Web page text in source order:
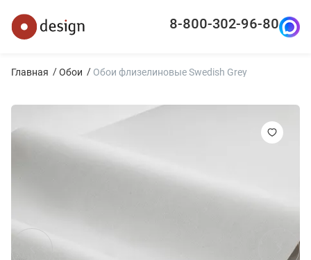
8-800-302-96-80
Главная Обои Обои флизелиновые Swedish Grey